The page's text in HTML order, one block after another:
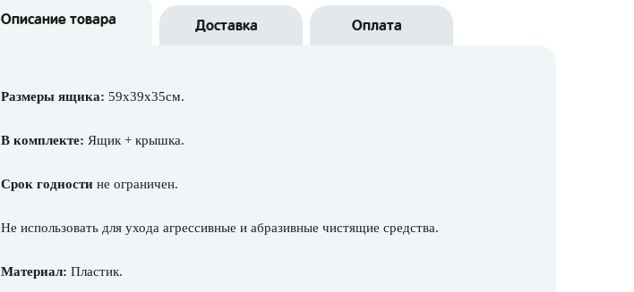
Описание товара Доставка Оплата
Размеры ящика: 59х39х35см.
В комплекте: Ящик + крышка.
Срок годности не ограничен.
Не использовать для ухода агрессивные и абразивные чистящие средства.
Материал: Пластик.